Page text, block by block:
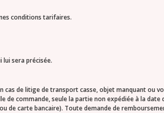
conditions tarifaires.
lui sera précisée.
de litige de transport casse, objet manquant ou
de commande, seule la partie non expédiée à la
carte bancaire). Toute demande de